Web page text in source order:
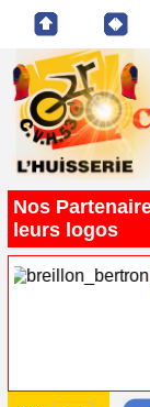
Nos
leurs logos